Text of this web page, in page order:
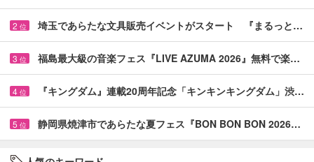
2 位 埼玉であらたな文具販売イベントがスタート 『まるっと…
3 位 福島最大級の音楽フェス『LIVE AZUMA 2026』無料で楽…
4 位 『キングダム』連載20周年記念「キンキンキングダム」渋…
5 位 静岡県焼津市であらたな夏フェス『BON BON BON 2026…